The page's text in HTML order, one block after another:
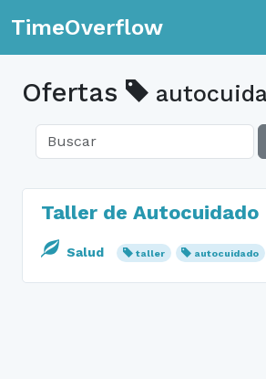
TimeOverflow
Ofertas
Taller de Autocuidado
Salud taller autocuidado